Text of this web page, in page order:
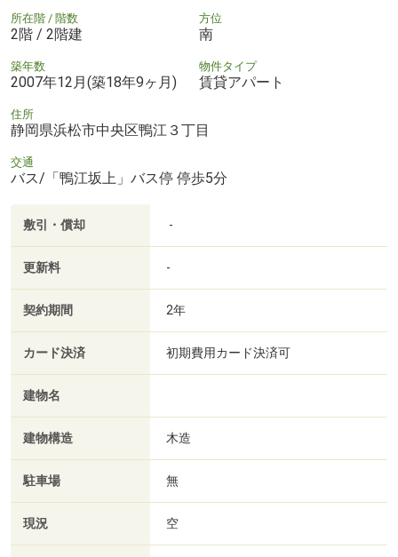
所在階 / 階数
2階 / 2階建
方位
南
築年数
2007年12月(築18年9ヶ月)
物件タイプ
賃貸アパート
住所
静岡県浜松市中央区鴨江３丁目
交通
バス/「鴨江坂上」バス停 停歩5分
敷引・償却 -
更新料 -
契約期間 2年
カード決済 初期費用カード決済可
建物名
建物構造 木造
駐車場 無
現況 空